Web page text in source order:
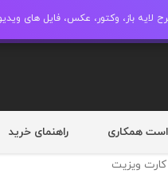
همکاری راهنمای خرید